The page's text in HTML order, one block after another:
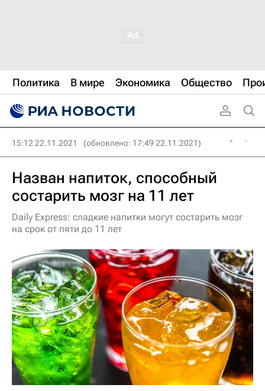
Политика В мире Экономика Общество
15:12 22.11.2021 (обновлено: 17:49 22.11.2021)
Назван напиток, способный
состарить мозг на 11 лет
Daily Express: сладкие напитки могут состарить мозг
на срок от пяти до 11 лет